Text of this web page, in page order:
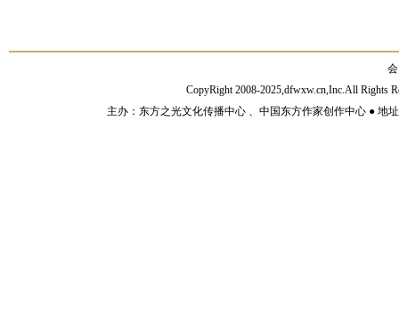
CopyRight 2008-2025,dfwxw.cn,Inc.All Rights
主办：东方之光文化传播中心 、中国东方作家创作中心 ● 地